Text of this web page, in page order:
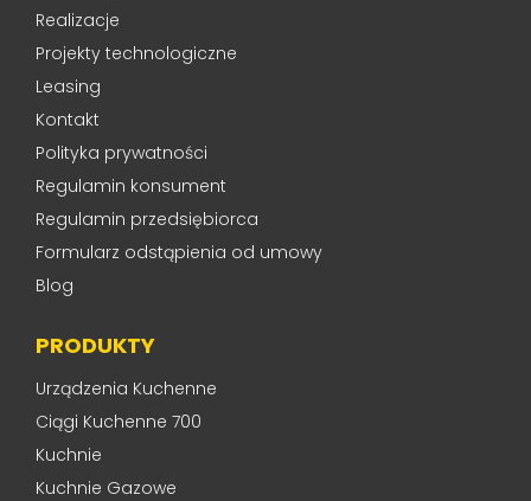
Realizacje
Projekty technologiczne
Leasing
Kontakt
Polityka prywatności
Regulamin konsument
Regulamin przedsiębiorca
Formularz odstąpienia od umowy
Blog
PRODUKTY
Urządzenia Kuchenne
Ciągi Kuchenne 700
Kuchnie
Kuchnie Gazowe